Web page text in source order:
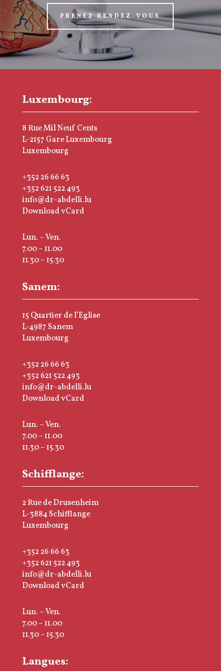
PRENEZ RENDEZ-VOUS
Luxembourg:
8 Rue Mil Neuf Cents
L-2157 Gare Luxembourg
Luxembourg
+352 26 66 63
+352 621 522 493
info@dr-abdelli.lu
Download vCard
Lun. – Ven.
7.00 – 11.00
11.30 – 15.30
Sanem:
15 Quartier de l’Eglise
L-4987 Sanem
Luxembourg
+352 26 66 63
+352 621 522 493
info@dr-abdelli.lu
Download vCard
Lun. – Ven.
7.00 – 11.00
11.30 – 15.30
Schifflange:
2 Rue de Drusenheim
L-3884 Schifflange
Luxembourg
+352 26 66 63
+352 621 522 493
info@dr-abdelli.lu
Download vCard
Lun. – Ven.
7.00 – 11.00
11.30 – 15.30
Langues: